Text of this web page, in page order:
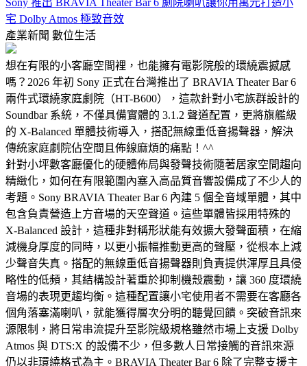
宅 Dolby Atmos 極致音效
產業新聞 數位生活
想在有限的小客廳空間裡，也能擁有電影院般的環繞震撼感
嗎？2026 年初 Sony 正式在台灣推出了 BRAVIA Theater Bar 6
兩件式環繞家庭劇院（HT-B600），這款針對小宅族群設計的
Soundbar 系統，不僅具備實體的 3.1.2 聲道配置，更將旗艦級
的 X-Balanced 單體技術導入，搭配無線重低音揚聲器，解決
傳統家庭劇院佔空間且佈線麻煩的痛點！^^
針對小坪數客廳優化的硬體佈局與發聲技術隨著居家空間趨向
精緻化，如何在有限範圍內塞入高品質音響設備成了不少人的
考題。Sony BRAVIA Theater Bar 6 內建 5 個全音域單體，其中
包含負責營造上方音場的天空聲道。這些單體皆採用特殊的
X-Balanced 設計，這種非對稱形狀能有效擴大發聲面積，在縮
減機身厚度的同時，以更小振幅推動更高的聲壓，從根本上減
少聲音失真。搭配的無線重低音揚聲器則負責提供渾厚且具侵
略性的低頻，其結構設計著重於抑制機殼震動，讓 360 度環繞
音場的表現更趨均衡。這種配置讓小宅使用者不需要在客廳各
個角落塞滿喇叭，就能獲得層次分明的聽覺回饋。突破音訊來
源限制，將日常串流提升至影院級規格雖然市場上支援 Dolby
Atmos 與 DTS:X 的設備不少，但多數人日常接觸的音訊來源
仍以非環繞格式為主。BRAVIA Theater Bar 6 除了完整支援主